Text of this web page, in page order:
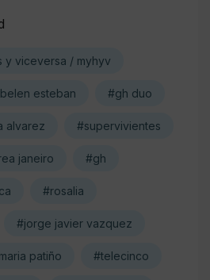
y viceversa / myhyv
esteban #gh duo
alvarez #supervivientes
janeiro #gh
#rosalia
#jorge javier vazquez
patiño #telecinco